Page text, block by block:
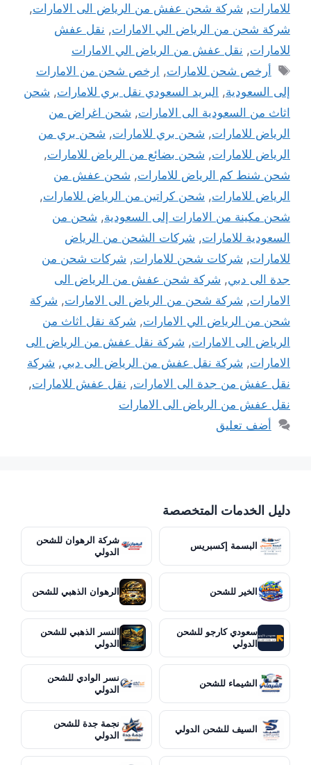
للامارات, شركة شحن عفش من الرياض الى الامارات,
شركة شحن من الرياض الي الامارات, نقل عفش
للامارات, نقل عفش من الرياض الي الامارات
الوسوم
أرخص شحن للامارات, ارخص شحن من الامارات
إلى السعودية, البريد السعودي نقل بري للامارات, شحن
اثاث من السعودية الى الامارات, شحن اغراض من
الرياض للامارات, شحن بري للامارات, شحن بري من
الرياض للامارات, شحن بضائع من الرياض للامارات,
شحن شنط كم الرياض للامارات, شحن عفش من
الرياض للامارات, شحن كراتين من الرياض للامارات,
شحن مكينة من الامارات إلى السعودية, شحن من
السعودية للامارات, شركات الشحن من الرياض
للامارات, شركات شحن للامارات, شركات شحن من
جدة الى دبي, شركة شحن عفش من الرياض الى
الامارات, شركة شحن من الرياض الى الامارات, شركة
شحن من الرياض الي الامارات, شركة نقل اثاث من
الرياض الى الامارات, شركة نقل عفش من الرياض الى
الامارات, شركة نقل عفش من الرياض الى دبي, شركة
نقل عفش من جدة الى الامارات, نقل عفش للامارات,
نقل عفش من الرياض الى الامارات
أضف تعليق
دليل الخدمات المتخصصة
البسمة إكسبريس
شركة الرهوان للشحن
الدولي
الخير للشحن الرهوان الذهبي للشحن
سعودي كارجو للشحن
الدولي
النسر الذهبي للشحن
الدولي
الشيماء للشحن
نسر الوادي للشحن
الدولي
السيف للشحن الدولي
نجمة جدة للشحن
الدولي